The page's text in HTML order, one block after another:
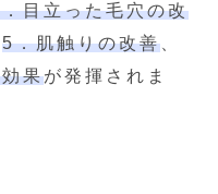
目立った毛穴の改
5．肌触りの改善
果が発揮されま